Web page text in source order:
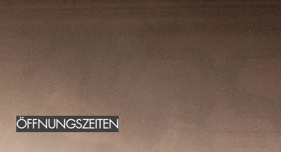
ÖFFNUNGSZEITEN